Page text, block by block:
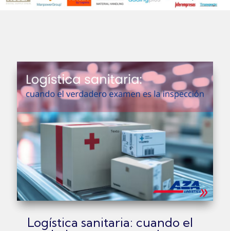
Logística sanitaria: cuando el